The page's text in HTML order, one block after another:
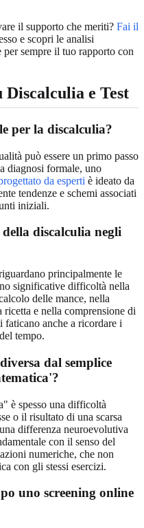
il supporto che meriti? Fai il
e scopri le analisi
per sempre il tuo rapporto con
Discalculia e Test
per la discalculia?
può essere un primo passo
diagnosi formale, uno
da esperti è ideato da
tendenze e schemi associati
iniziali.
discalculia negli
principalmente le
significative difficoltà nella
delle mance, nella
e nella comprensione di
anche a ricordare i
tempo.
dal semplice
è spesso una difficoltà
o il risultato di una scarsa
differenza neuroevolutiva
con il senso del
numeriche, che non
con gli stessi esercizi.
uno screening online